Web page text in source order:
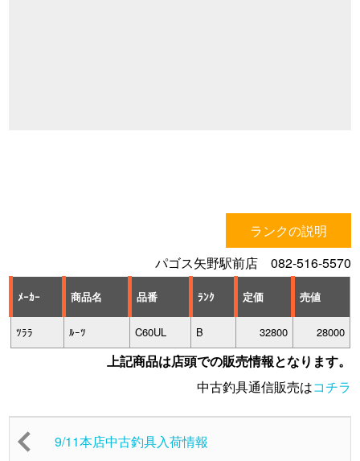
ランクの説明
パゴス矢野駅前店 082-516-5570
ﾒｰｶｰ 商品名 品番 ﾗﾝｸ 定価 売値
ﾂﾗﾗ ﾙｰﾂ C60UL B 32800 28000
上記商品は店頭での販売情報となります。
中古釣具通信販売はコチラ
9/11本店中古釣具入荷情報